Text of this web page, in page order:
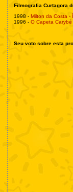
Filmografia Curtagora
1998 - Milton da Costa -
1996 - O Capeta Carybé
Seu voto sobre esta